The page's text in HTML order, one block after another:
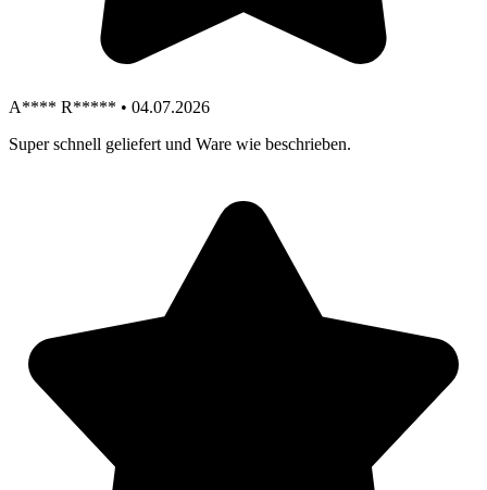
A**** R***** • 04.07.2026
Super schnell geliefert und Ware wie beschrieben.